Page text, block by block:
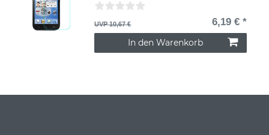
UVP 10,67 € 6,19 € *
In den Warenkorb